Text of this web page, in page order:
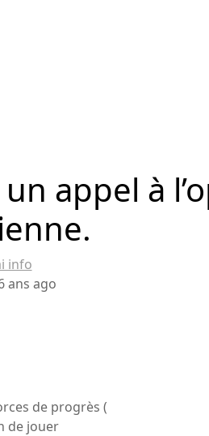
appel à
info
ans ago
de progrès (
de jouer